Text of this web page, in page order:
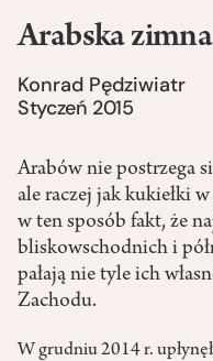
Arabska
Konrad Pędziwiatr
Styczeń 2015
Arabów nie postrzega
ale raczej jak kukiełki
w ten sposób fakt, że
bliskowschodnich i
pałają nie tyle ich
Zachodu.
W grudniu 2014 r.